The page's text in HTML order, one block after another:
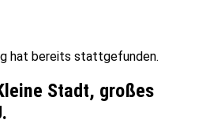
hat bereits stattgefunden.
Stadt, großes